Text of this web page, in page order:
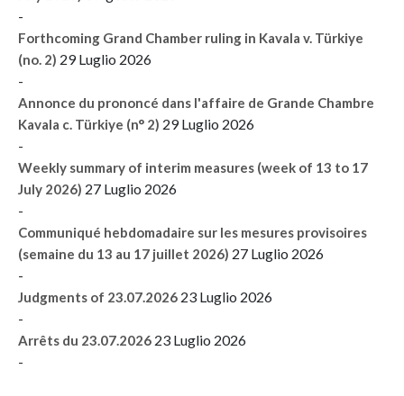
-
Forthcoming Grand Chamber ruling in Kavala v. Türkiye
(no. 2) 29 Luglio 2026
-
Annonce du prononcé dans l'affaire de Grande Chambre
Kavala c. Türkiye (n° 2) 29 Luglio 2026
-
Weekly summary of interim measures (week of 13 to 17
July 2026) 27 Luglio 2026
-
Communiqué hebdomadaire sur les mesures provisoires
(semaine du 13 au 17 juillet 2026) 27 Luglio 2026
-
Judgments of 23.07.2026 23 Luglio 2026
-
Arrêts du 23.07.2026 23 Luglio 2026
-